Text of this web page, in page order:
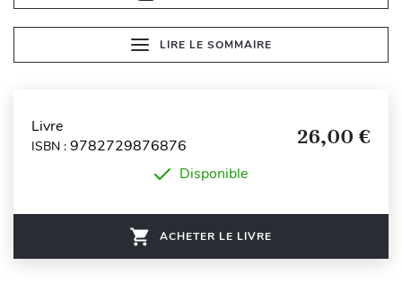
LIRE LE SOMMAIRE
Livre
ISBN : 9782729876876 26,00 €
Disponible
ACHETER LE LIVRE